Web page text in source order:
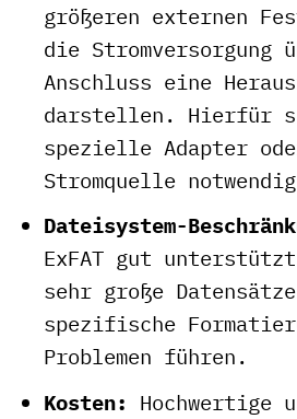
größeren externen
die Stromversorgung
Anschluss eine
darstellen. Hierfür
spezielle Adapter
Stromquelle
Dateisystem-
ExFAT gut
sehr große
spezifische
Problemen führen.
Kosten: Hochwertige